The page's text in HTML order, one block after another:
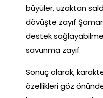
büyüler, uzaktan
dövüşte zayıf
destek sağlayabilme
savunma zayıf
Sonuç olarak,
özellikleri göz